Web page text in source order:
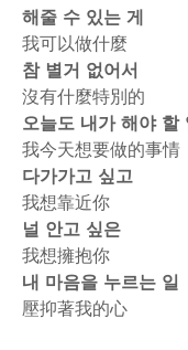
해줄 수 있는 게
我可以做什麼
참 별거 없어서
沒有什麼特別的
오늘도 내가 해야 할
我今天想要做的事情
다가가고 싶고
我想靠近你
널 안고 싶은
我想擁抱你
내 마음을 누르는 일
壓抑著我的心